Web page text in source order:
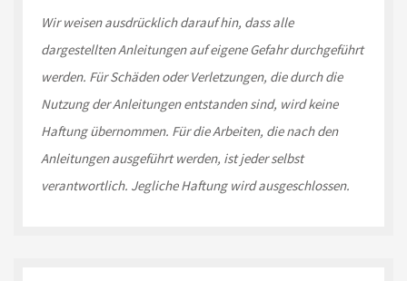
Wir weisen ausdrücklich darauf hin, dass alle
dargestellten Anleitungen auf eigene Gefahr durchgeführt
werden. Für Schäden oder Verletzungen, die durch die
Nutzung der Anleitungen entstanden sind, wird keine
Haftung übernommen. Für die Arbeiten, die nach den
Anleitungen ausgeführt werden, ist jeder selbst
verantwortlich. Jegliche Haftung wird ausgeschlossen.